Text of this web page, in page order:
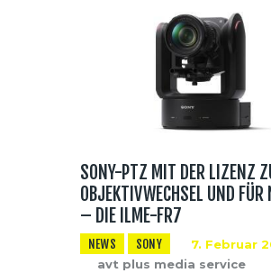
SONY-PTZ MIT DER LIZENZ
OBJEKTIVWECHSEL UND FÜR
– DIE ILME-FR7
NEWS SONY
7. Februar
avt plus media service